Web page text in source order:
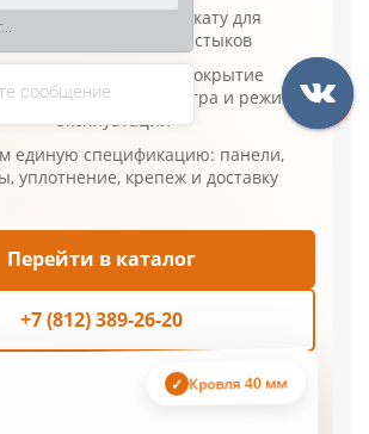
карт назначаем по скату для
поперечных стыков
и полимерное покрытие
с учетом влаги, ветра и режима
эксплуатации
единую спецификацию: панели,
уплотнение, крепеж и доставку
Перейти в каталог
+7 (812) 389-26-20
сообщение